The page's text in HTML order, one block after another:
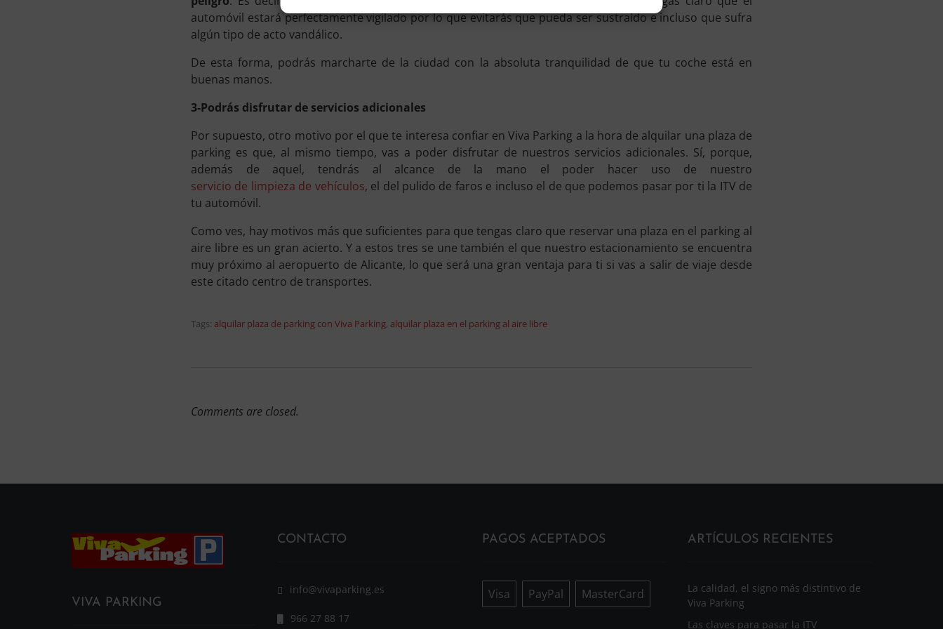
automóvil estará perfectamente vigilado por lo que evitarás que pueda ser sustraído e incluso que sufra
algún tipo de acto vandálico.
De esta forma, podrás marcharte de la ciudad con la absoluta tranquilidad de que tu coche está en
buenas manos.
3-Podrás disfrutar de servicios adicionales
Por supuesto, otro motivo por el que te interesa confiar en Viva Parking a la hora de alquilar una plaza de
parking es que, al mismo tiempo, vas a poder disfrutar de nuestros servicios adicionales. Sí, porque,
además de aquel, tendrás al alcance de la mano el poder hacer uso de nuestro
servicio de limpieza de vehículos, el del pulido de faros e incluso el de que podemos pasar por ti la ITV de
tu automóvil.
Como ves, hay motivos más que suficientes para que tengas claro que reservar una plaza en el parking al
aire libre es un gran acierto. Y a estos tres se une también el que nuestro estacionamiento se encuentra
muy próximo al aeropuerto de Alicante, lo que será una gran ventaja para ti si vas a salir de viaje desde
este citado centro de transportes.
Tags: alquilar plaza de parking con Viva Parking, alquilar plaza en el parking al aire libre
Comments are closed.
VIVA PARKING
CONTACTO
info@vivaparking.es
966 27 88 17
PAGOS ACEPTADOS
Visa PayPal MasterCard
ARTÍCULOS RECIENTES
La calidad, el signo más distintivo de
Viva Parking
Las claves para pasar la ITV